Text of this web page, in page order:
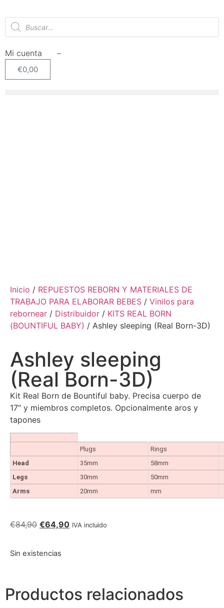
Mi cuenta –
€0,00
Inicio / REPUESTOS REBORN Y MATERIALES DE
TRABAJO PARA ELABORAR BEBES / Vinilos para
rebornear / Distribuidor / KITS REAL BORN
(BOUNTIFUL BABY) / Ashley sleeping (Real Born-3D)
Ashley sleeping
(Real Born-3D)
Kit Real Born de Bountiful baby. Precisa cuerpo de
17″ y miembros completos. Opcionalmente aros y
tapones
Plugs
Rings
Head
35mm
58mm
Legs
30mm
50mm
Arms
20mm mm
€84,90 €64,90 IVA incluido
Sin existencias
Productos relacionados